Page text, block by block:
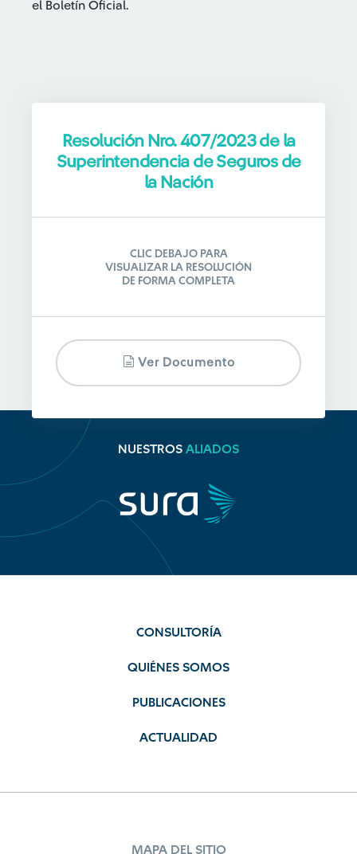
el Boletín Oficial.
Resolución Nro. 407/2023 de la
Superintendencia de Seguros de
la Nación
CLIC DEBAJO PARA
VISUALIZAR LA RESOLUCIÓN
DE FORMA COMPLETA
Ver Documento
NUESTROS ALIADOS
CONSULTORÍA
QUIÉNES SOMOS
PUBLICACIONES
ACTUALIDAD
MAPA DEL SITIO